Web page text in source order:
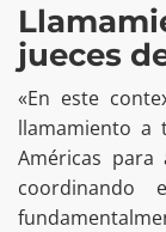
jueces
«En este
llamamiento a
Américas
coordinando